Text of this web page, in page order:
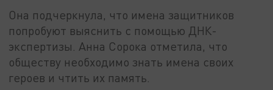
Она подчеркнула, что имена защитников
попробуют выяснить с помощью ДНК-
экспертизы. Анна Сорока отметила, что
обществу необходимо знать имена своих
героев и чтить их память.